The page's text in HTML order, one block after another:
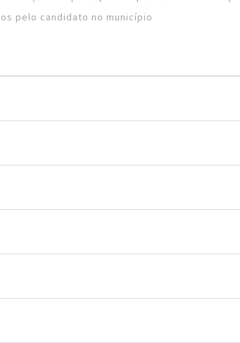
pelo candidato no município